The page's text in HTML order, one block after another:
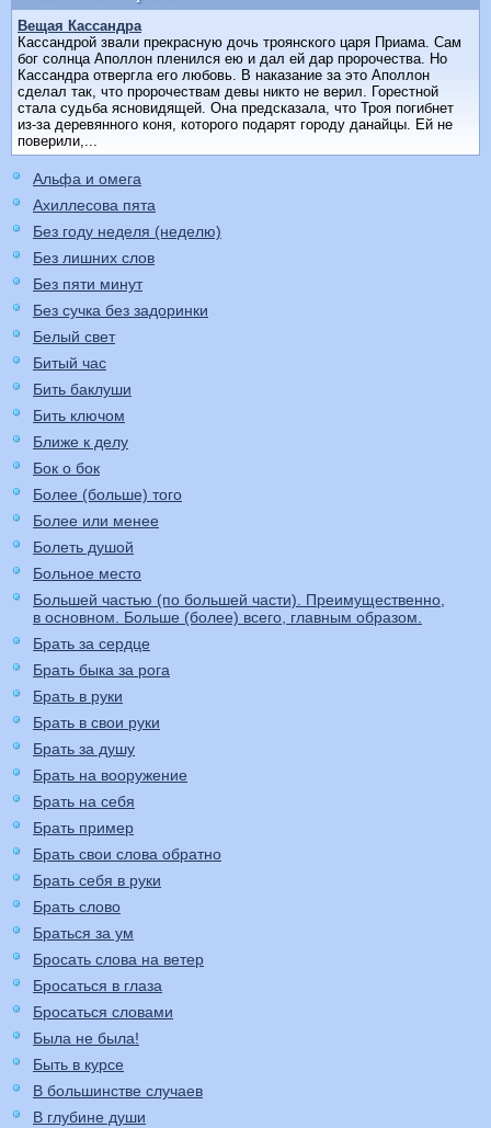
Вещая Кассандра
Кассандрой звали прекрасную дочь троянского царя Приама. Сам
бог солнца Аполлон пленился ею и дал ей дар пророчества. Но
Кассандра отвергла его любовь. В наказание за это Аполлон
сделал так, что пророчествам девы никто не верил. Горестной
стала судьба ясновидящей. Она предсказала, что Троя погибнет
из-за деревянного коня, которого подарят городу данайцы. Ей не
поверили,...
Альфа и омега
Ахиллесова пята
Без году неделя (неделю)
Без лишних слов
Без пяти минут
Без сучка без задоринки
Белый свет
Битый час
Бить баклуши
Бить ключом
Ближе к делу
Бок о бок
Более (больше) того
Более или менее
Болеть душой
Больное место
Большей частью (по большей части). Преимущественно,
в основном. Больше (более) всего, главным образом.
Брать за сердце
Брать быка за рога
Брать в руки
Брать в свои руки
Брать за душу
Брать на вооружение
Брать на себя
Брать пример
Брать свои слова обратно
Брать себя в руки
Брать слово
Браться за ум
Бросать слова на ветер
Бросаться в глаза
Бросаться словами
Была не была!
Быть в курсе
В большинстве случаев
В глубине души